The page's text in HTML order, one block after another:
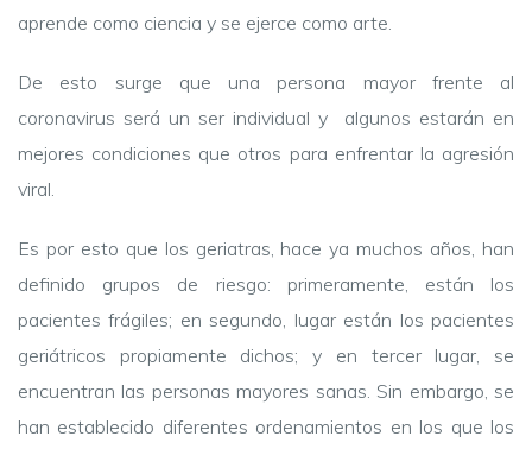
aprende como ciencia y se ejerce como arte.
De esto surge que una persona mayor frente al
coronavirus será un ser individual y algunos estarán en
mejores condiciones que otros para enfrentar la agresión
viral.
Es por esto que los geriatras, hace ya muchos años, han
definido grupos de riesgo: primeramente, están los
pacientes frágiles; en segundo, lugar están los pacientes
geriátricos propiamente dichos; y en tercer lugar, se
encuentran las personas mayores sanas. Sin embargo, se
han establecido diferentes ordenamientos en los que los